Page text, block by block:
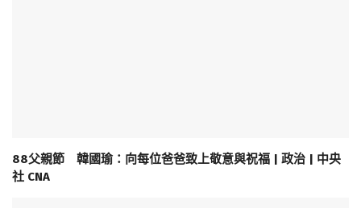
88父親節 韓國瑜：向每位爸爸致上敬意與祝福 | 政治 | 中央
社 CNA